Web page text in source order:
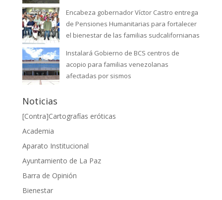
Encabeza gobernador Víctor Castro entrega
de Pensiones Humanitarias para fortalecer
el bienestar de las familias sudcalifornianas
Instalará Gobierno de BCS centros de
acopio para familias venezolanas
afectadas por sismos
Noticias
[Contra]Cartografías eróticas
Academia
Aparato Institucional
Ayuntamiento de La Paz
Barra de Opinión
Bienestar